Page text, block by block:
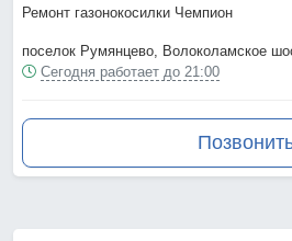
Ремонт газонокосилки Чемпион
поселок Румянцево, Волоколамское
Сегодня работает до 21:00